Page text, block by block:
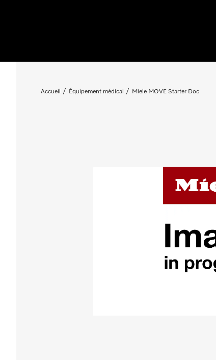
Accueil Équipement médical Miele MOVE Starter Doc